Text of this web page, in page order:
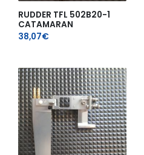
RUDDER TFL 502B20-1
CATAMARAN
38,07€